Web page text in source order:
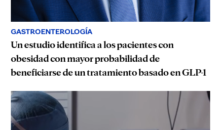
GASTROENTEROLOGÍA
Un estudio identifica a los pacientes con
obesidad con mayor probabilidad de
beneficiarse de un tratamiento basado en GLP-1